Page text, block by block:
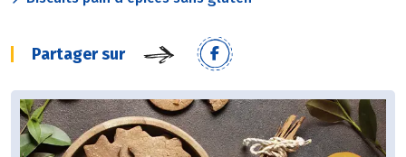
Partager sur